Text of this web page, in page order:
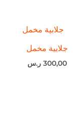
جلابية مخمل
300,00 ر.س